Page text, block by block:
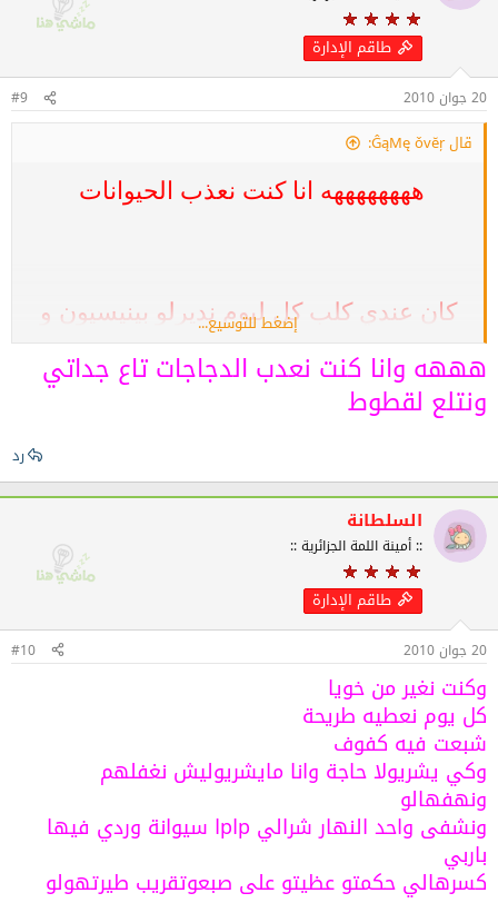
طاقم الإدارة
20 جوان 2010 #9
قال ĜąМę ǒvĕŗ:
ههههههههه انا كنت نعذب الحيوانات
كان عندي كلب كل ليوم نديرلو بينيسيون و
نجيفو
إضغط للتوسيع...
هههه وانا كنت نعدب الدجاجات تاع جداتي
ونتلع لقطوط
رد
السلطانة
:: أمينة اللمة الجزائرية ::
طاقم الإدارة
20 جوان 2010 #10
وكنت نغير من خويا
كل يوم نعطيه طريحة
شبعت فيه كفوف
وكي يشريولا حاجة وانا مايشريوليش نغفلهم
ونهفهالو
ونشفى واحد النهار شرالي pاpا سيوانة وردي فيها
باربي
كسرهالي حكمتو عظيتو على صبعوتقريب طيرتهولو